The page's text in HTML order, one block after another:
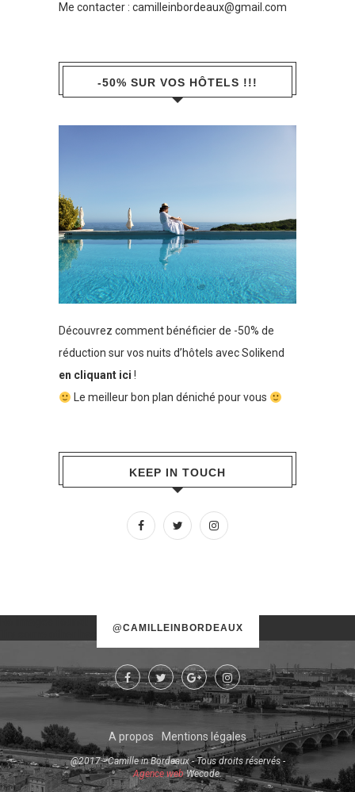
Me contacter : camilleinbordeaux@gmail.com
-50% SUR VOS HÔTELS !!!
Découvrez comment bénéficier de -50% de
réduction sur vos nuits d’hôtels avec Solikend
en cliquant ici !
Le meilleur bon plan déniché pour vous
KEEP IN TOUCH
@CAMILLEINBORDEAUX
Try some other hashtag or username
A propos Mentions légales
@2017 - Camille in Bordeaux - Tous droits réservés -
Agence webWecode.